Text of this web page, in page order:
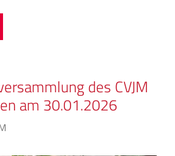
des CVJM
am 30.01.2026